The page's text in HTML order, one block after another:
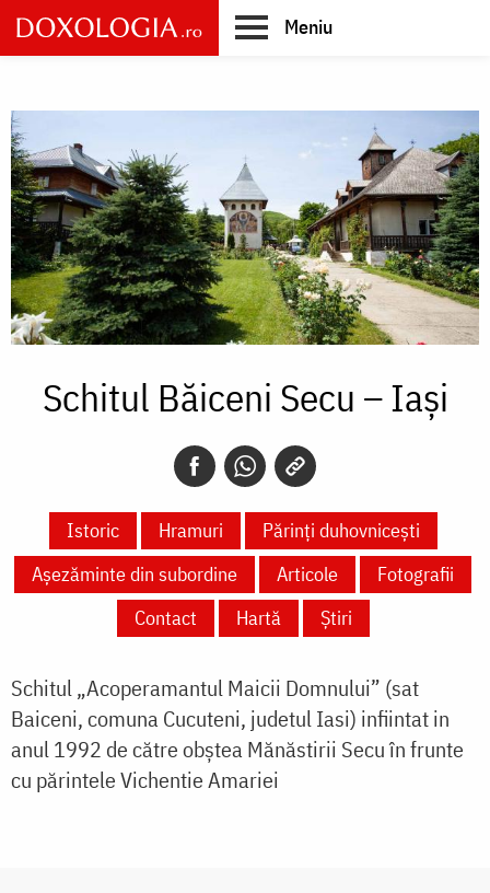
Skip
to
main
Meniu
Schitul Băiceni Secu – Iași
Istoric Hramuri
Părinți duhovnicești
Așezăminte din subordine
Articole
Fotografii
Contact
Hartă Știri
Schitul „Acoperamantul Maicii Domnului” (sat
Baiceni, comuna Cucuteni, judetul Iasi) infiintat in
anul 1992 de către obștea Mănăstirii Secu în frunte
cu părintele Vichentie Amariei